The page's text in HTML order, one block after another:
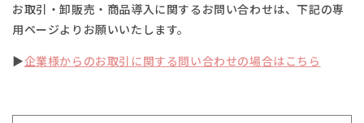
お取引・卸販売・商品導入に関するお問い合わせは、下記の専
用ページよりお願いいたします。
▶企業様からのお取引に関する問い合わせの場合はこちら